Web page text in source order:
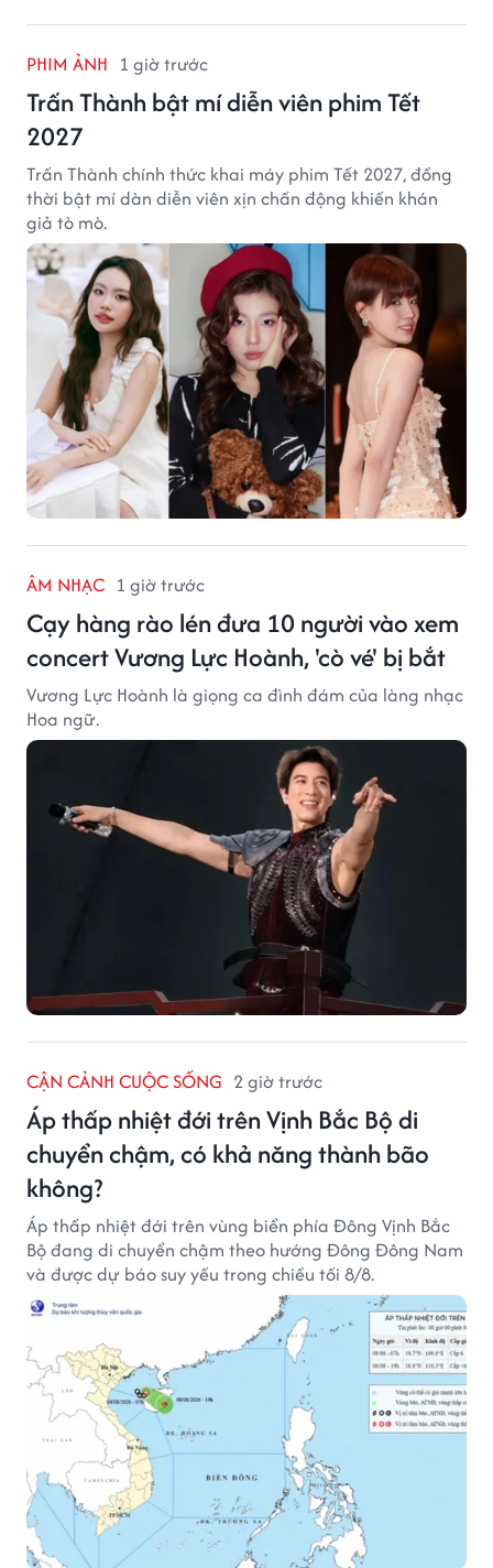
PHIM ẢNH 1 giờ trước
Trấn Thành bật mí diễn viên phim Tết
2027
Trấn Thành chính thức khai máy phim Tết 2027, đồng
thời bật mí dàn diễn viên xịn chấn động khiến khán
giả tò mò.
ÂM NHẠC 1 giờ trước
Cạy hàng rào lén đưa 10 người vào xem
concert Vương Lực Hoành, 'cò vé' bị bắt
Vương Lực Hoành là giọng ca đình đám của làng nhạc
Hoa ngữ.
CẬN CẢNH CUỘC SỐNG 2 giờ trước
Áp thấp nhiệt đới trên Vịnh Bắc Bộ di
chuyển chậm, có khả năng thành bão
không?
Áp thấp nhiệt đới trên vùng biển phía Đông Vịnh Bắc
Bộ đang di chuyển chậm theo hướng Đông Đông Nam
và được dự báo suy yếu trong chiều tối 8/8.